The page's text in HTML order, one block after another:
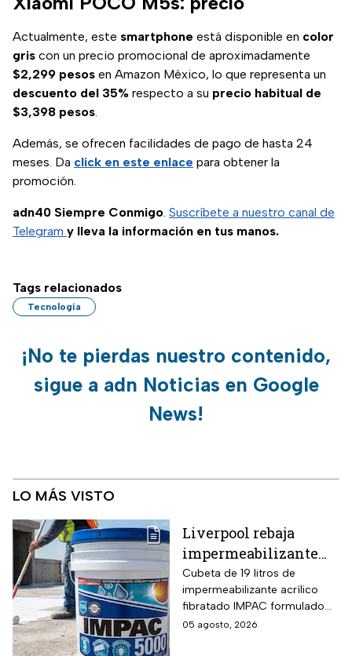
Actualmente, este smartphone está disponible en color
gris con un precio promocional de aproximadamente
$2,299 pesos en Amazon México, lo que representa un
descuento del 35% respecto a su precio habitual de
$3,398 pesos.
Además, se ofrecen facilidades de pago de hasta 24
meses. Da click en este enlace para obtener la
promoción.
adn40 Siempre Conmigo. Suscríbete a nuestro canal de
Telegram y lleva la información en tus manos.
Tags relacionados
Tecnología
¡No te pierdas nuestro contenido,
sigue a adn Noticias en Google
News!
LO MÁS VISTO
Liverpool rebaja
impermeabilizante
fibratado IMPAC de 19
litros y secado rápido
de 4-6 horas con hasta
13 MSI
Cubeta de 19 litros de
impermeabilizante acrílico
fibratado IMPAC formulado
con base agua, resinas
05 agosto, 2026